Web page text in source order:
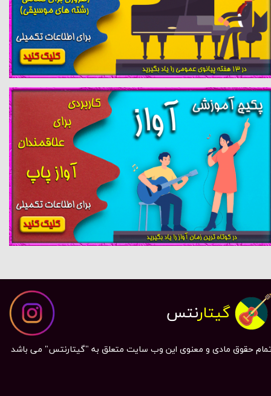
حقوق مادی و معنوی این وب سایت متعلق به "گیتارنتس" می باشد
گیتارنتس